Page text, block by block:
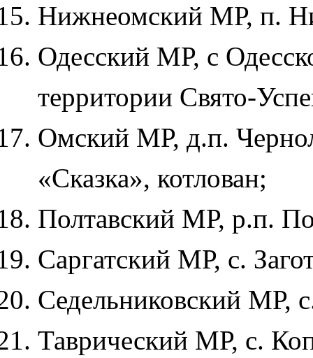
Нижнеомский МР, п.
Одесский МР, с
территории Свято-
Омский МР, д.п.
«Сказка», котлован;
Полтавский МР, р.п.
Саргатский МР, с.
Седельниковский МР,
Таврический МР, с.